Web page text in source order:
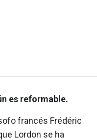
es reformable.
francés Frédéric
Lordon se ha